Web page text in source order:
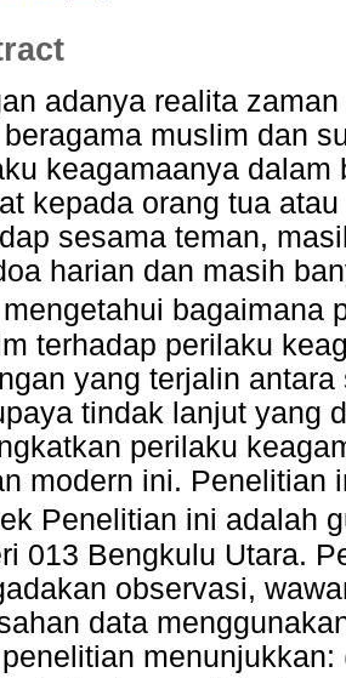
adanya realita
muslim dan
keagamaanya
kepada orang tua
sesama teman,
harian dan masih
terhadap perilaku
yang terjalin
tindak lanjut yang
perilaku
modern ini. Penelitian
Penelitian ini adalah
013 Bengkulu Utara.
observasi,
data